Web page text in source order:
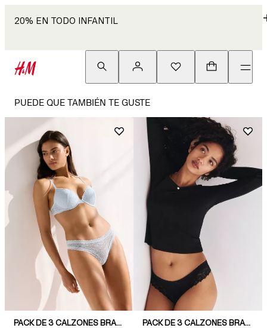
20% EN TODO INFANTIL
PUEDE QUE TAMBIÉN TE GUSTE
PACK DE 3 CALZONES BRAZILIAN DE ENCAJE PACK DE 3 CALZONES BRAZILIAN DE ALGODÓN Y ENCAJE